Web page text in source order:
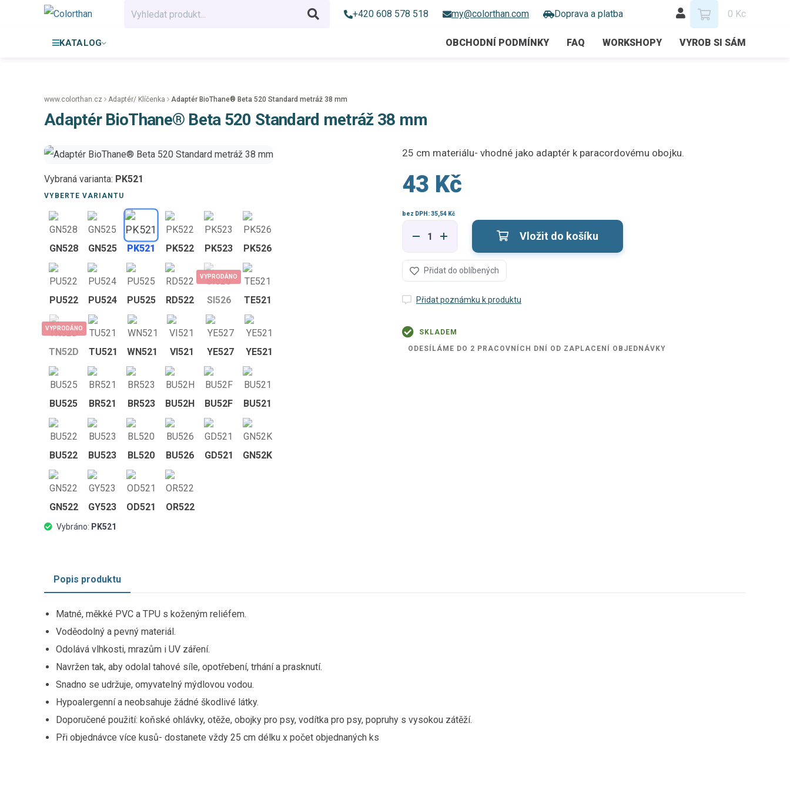
+420 608 578 518 my@colorthan.com Doprava a platba 0 Kc
KATALOG OBCHODNÍ PODMÍNKY FAQ WORKSHOPY VYROB SI SÁM
www.colorthan.cz Adaptér/ Klíčenka Adaptér BioThane® Beta 520 Standard metráž 38 mm
Adaptér BioThane® Beta 520 Standard metráž 38 mm
Vybraná varianta: PK521
VYBERTE VARIANTU
GN528 GN525 PK521 PK522 PK523 PK526
PU522 PU524 PU525 RD522
VYPRODÁNO
SI526 TE521
VYPRODÁNO
TN52D TU521 WN521 VI521 YE527 YE521
BU525 BR521 BR523 BU52H BU52F BU521
BU522 BU523 BL520 BU526 GD521 GN52K
GN522 GY523 OD521 OR522
Vybráno: PK521
25 cm materiálu- vhodné jako adaptér k paracordovému obojku.
43 Kč
bez DPH:35,54 Kč
Vložit do košíku
Přidat do oblíbených
Přidat poznámku k produktu
SKLADEM
ODESÍLÁME DO 2 PRACOVNÍCH DNÍ OD ZAPLACENÍ OBJEDNÁVKY
Popis produktu
Matné, měkké PVC a TPU s koženým reliéfem.
Voděodolný a pevný materiál.
Odolává vlhkosti, mrazům i UV záření.
Navržen tak, aby odolal tahové síle, opotřebení, trhání a prasknutí.
Snadno se udržuje, omyvatelný mýdlovou vodou.
Hypoalergenní a neobsahuje žádné škodlivé látky.
Doporučené použití: koňské ohlávky, otěže, obojky pro psy, vodítka pro psy, popruhy s vysokou zátěží.
Při objednávce více kusů- dostanete vždy 25 cm délku x počet objednaných ks